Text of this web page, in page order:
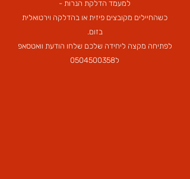
למעמד הדלקת הנרות -
כשהחיילים מקובצים פיזית או בהדלקה וירטואלית
בזום.
לפתיחה מקצה ליחידה שלכם שלחו הודעת וואטסאפ
ל0504500358